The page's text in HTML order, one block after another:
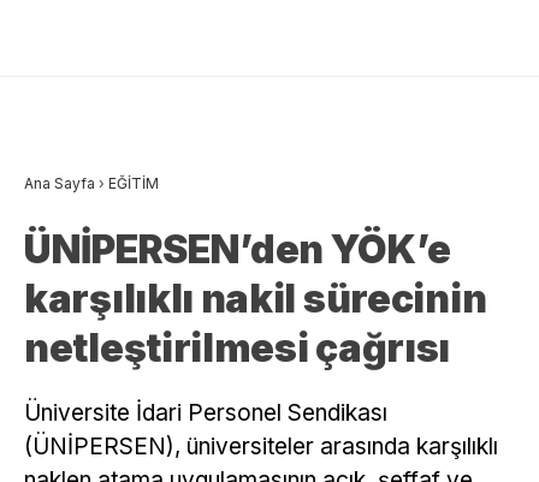
Ana Sayfa › EĞİTİM
ÜNİPERSEN’den YÖK’e
karşılıklı nakil sürecinin
netleştirilmesi çağrısı
Üniversite İdari Personel Sendikası
(ÜNİPERSEN), üniversiteler arasında karşılıklı